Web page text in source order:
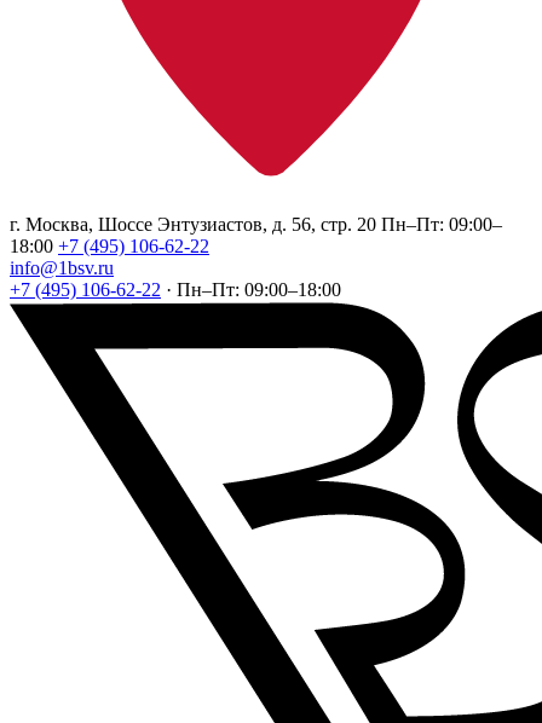
г. Москва, Шоссе Энтузиастов, д. 56, стр. 20 Пн–Пт: 09:00–
18:00 +7 (495) 106-62-22
info@1bsv.ru
+7 (495) 106-62-22 · Пн–Пт: 09:00–18:00